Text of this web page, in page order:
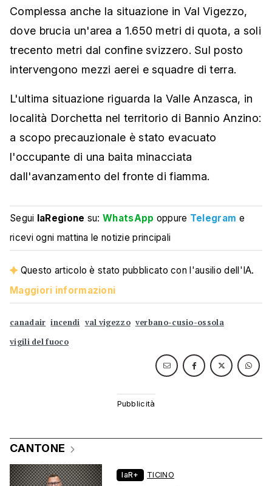
Complessa anche la situazione in Val Vigezzo,
dove brucia un'area a 1.650 metri di quota, a soli
trecento metri dal confine svizzero. Sul posto
intervengono mezzi aerei e squadre di terra.
L'ultima situazione riguarda la Valle Anzasca, in
località Dorchetta nel territorio di Bannio Anzino:
a scopo precauzionale è stato evacuato
l'occupante di una baita minacciata
dall'avanzamento del fronte di fiamma.
Segui laRegione su:WhatsApp oppure Telegram e
ricevi ogni mattina le notizie principali
Questo articolo è stato pubblicato con l'ausilio dell'IA.
Maggiori informazioni
canadair incendi val vigezzo verbano-cusio-ossola
vigili del fuoco
CANTONE
laR+ TICINO